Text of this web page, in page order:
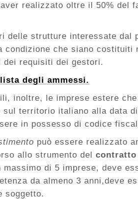
realizzato oltre il 50% del
delle strutture interessate dal
condizione che siano costituiti
dei requisiti dei gestori.
degli ammessi.
inoltre, le imprese estere
sul territorio italiano alla data
in possesso di codice
può essere realizzato
allo strumento del
massimo di 5 imprese, deve
da almeno 3 anni,deve
soggetto.